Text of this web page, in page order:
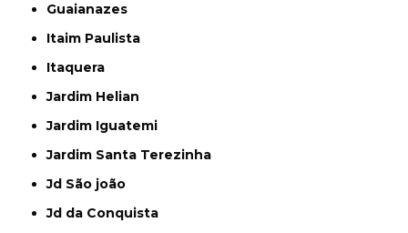
Guaianazes
Itaim Paulista
Itaquera
Jardim Helian
Jardim Iguatemi
Jardim Santa Terezinha
Jd São joão
Jd da Conquista